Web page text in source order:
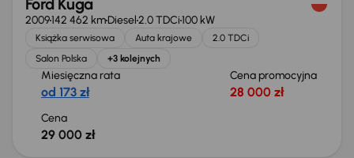
Ford Kuga
2009142 462 kmDiesel2.0 TDCi100 kW
Książka serwisowa Auta krajowe
2.0 TDCi
Salon Polska
+3 kolejnych
Miesięczna rata
od 173 zł
Cena promocyjna
28 000 zł
Cena
29 000 zł